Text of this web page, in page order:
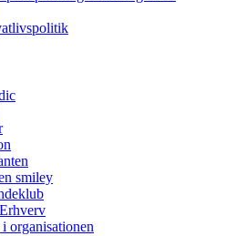
smiley
organisationen